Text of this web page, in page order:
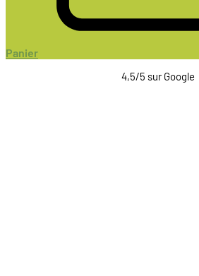
Panier
4,5/5 sur Google